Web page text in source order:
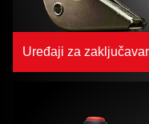
Uređaji za